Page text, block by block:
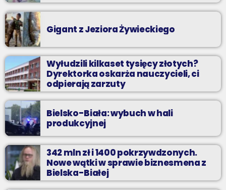
Gigant z Jeziora Żywieckiego
Wyłudzili kilkaset tysięcy złotych?
Dyrektorka oskarża nauczycieli, ci
odpierają zarzuty
Bielsko-Biała: wybuch w hali
produkcyjnej
342 mln zł i 1400 pokrzywdzonych.
Nowe wątki w sprawie biznesmena z
Bielska-Białej